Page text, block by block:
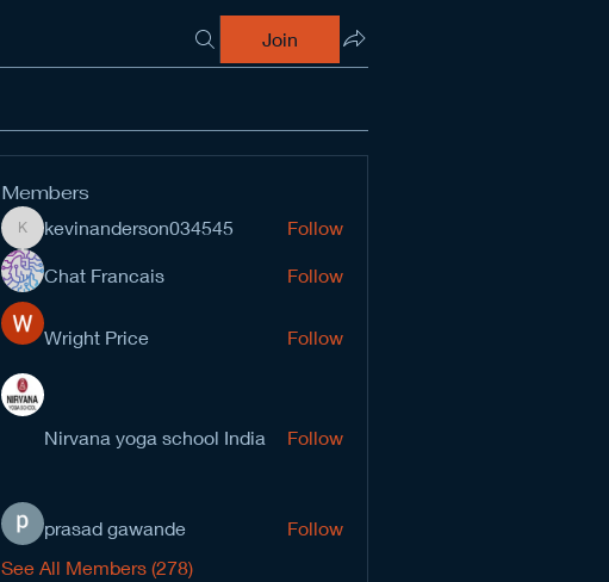
Join
Members
kevinanderson034545
kevinanderson034545 Follow
Chat Francais Follow
Wright Price Follow
Nirvana yoga school India Follow
prasad gawande
Follow
See All Members (278)